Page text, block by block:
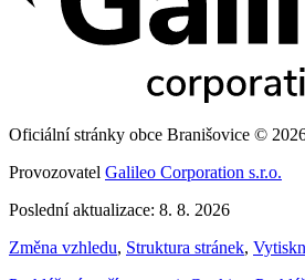
Oficiální stránky obce Branišovice ©
Provozovatel Galileo Corporation s.r.o.
Poslední aktualizace: 8. 8. 2026
Změna vzhledu, Struktura stránek,